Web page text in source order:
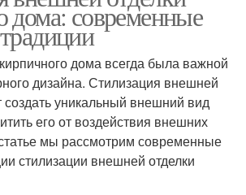
дома: современные
дома всегда была важной
дизайна. Стилизация внешней
создать уникальный внешний вид
его от воздействия внешних
мы рассмотрим современные
стилизации внешней отделки